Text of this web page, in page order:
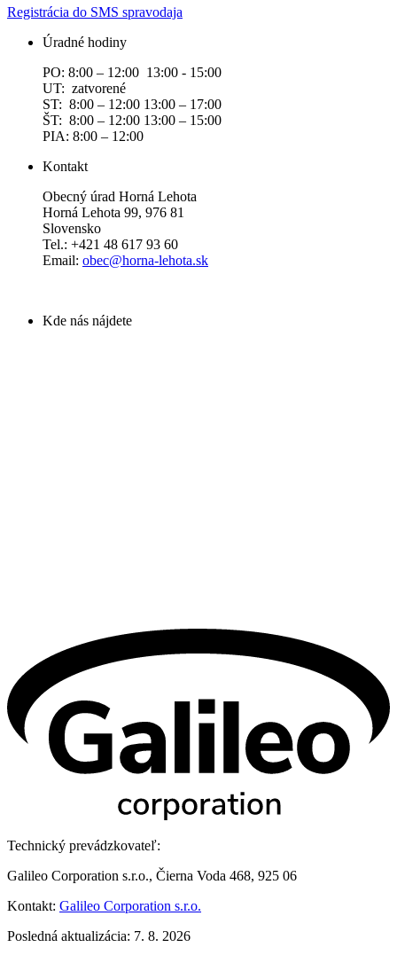
Registrácia do SMS spravodaja
Úradné hodiny
PO: 8:00 – 12:00 13:00 - 15:00
UT: zatvorené
ST: 8:00 – 12:00 13:00 – 17:00
ŠT: 8:00 – 12:00 13:00 – 15:00
PIA: 8:00 – 12:00
Kontakt
Obecný úrad Horná Lehota
Horná Lehota 99, 976 81
Slovensko
Tel.: +421 48 617 93 60
Email: obec@horna-lehota.sk
Kde nás nájdete
Technický prevádzkovateľ:
Galileo Corporation s.r.o., Čierna Voda 468, 925 06
Kontakt: Galileo Corporation s.r.o.
Posledná aktualizácia: 7. 8. 2026